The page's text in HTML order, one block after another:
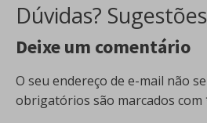
Dúvidas?
Deixe um comentário
O seu endereço de e-mail não
obrigatórios são marcados com